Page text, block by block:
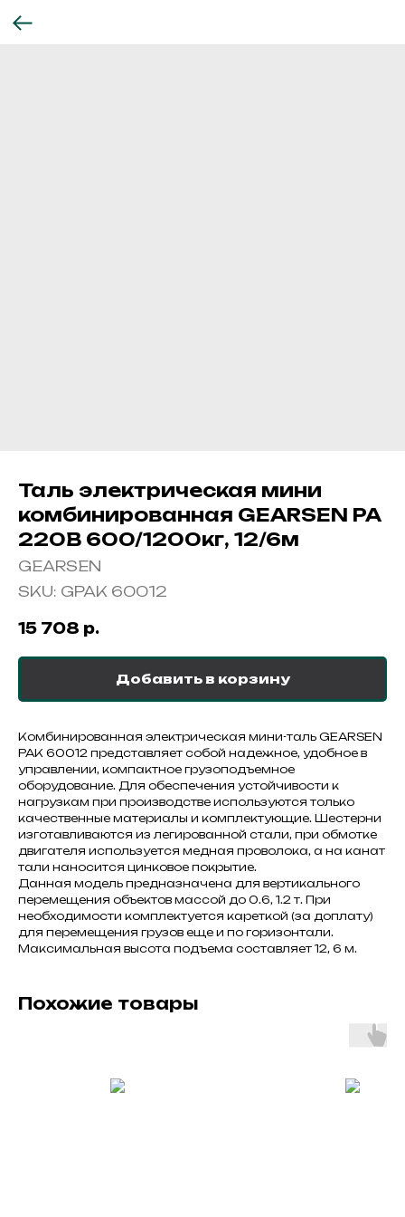
Таль электрическая мини
комбинированная GEARSEN PA
220В 600/1200кг, 12/6м
GEARSEN
SKU: GPAK 60012
15 708 р.
Добавить в корзину
Комбинированная электрическая мини-таль GEARSEN
PAK 60012 представляет собой надежное, удобное в
управлении, компактное грузоподъемное
оборудование. Для обеспечения устойчивости к
нагрузкам при производстве используются только
качественные материалы и комплектующие. Шестерни
изготавливаются из легированной стали, при обмотке
двигателя используется медная проволока, а на канат
тали наносится цинковое покрытие.
Данная модель предназначена для вертикального
перемещения объектов массой до 0.6, 1.2 т. При
необходимости комплектуется кареткой (за доплату)
для перемещения грузов еще и по горизонтали.
Максимальная высота подъема составляет 12, 6 м.
Похожие товары